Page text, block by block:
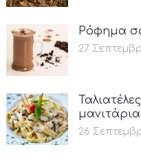
Ρόφημα
27
μανιτάρια
26